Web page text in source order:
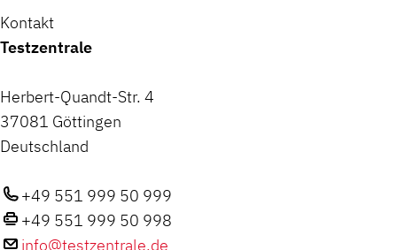
Kontakt
Testzentrale
Herbert-Quandt-Str. 4
37081 Göttingen
Deutschland
+49 551 999 50 999
+49 551 999 50 998
info@testzentrale.de